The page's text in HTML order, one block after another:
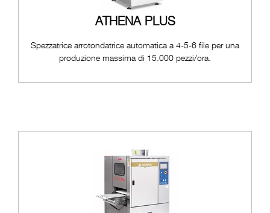
ATHENA PLUS
Spezzatrice arrotondatrice automatica a 4-5-6 file per una
produzione massima di 15.000 pezzi/ora.